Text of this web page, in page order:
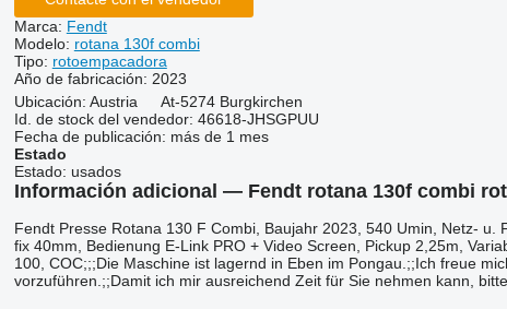
Marca: Fendt
Modelo: rotana 130f combi
Tipo: rotoempacadora
Año de fabricación: 2023
Ubicación: Austria
At-5274 Burgkirchen
Id. de stock del vendedor: 46618-JHSGPUU
Fecha de publicación: más de 1 mes
Estado
Estado: usados
Información adicional — Fendt rotana 130f combi
Fendt ​​​​​​​​​‌‌​​​​‌​​​​​​​​​‌‌‌​‌​‌​​​​​​​​​‌‌‌​‌​​​​​​​​​​​‌‌​‌‌‌‌​​​​​​​​​‌‌​‌‌​​​​​​​​​​​‌‌​‌​​‌​​​​​​​​​‌‌​‌‌‌​​​​​​​​​​‌‌​​‌​‌Presse Rotana 130 F Combi, Baujahr 2023, 540 Umin, Netz-
fix 40mm, Bedienung E-Link PRO + Video Screen, Pickup 2,25m,
100, COC;;;Die Maschine ist lagernd in Eben im Pongau.;;Ich freue
vorzuführen.;;Damit ich mir ausreichend Zeit für Sie nehmen kann,